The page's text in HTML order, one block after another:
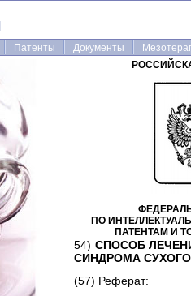
Патенты Документы
ПО
ПАТЕНТАМ И
54) СПОСОБ
СИНДРОМА
(57) Реферат: